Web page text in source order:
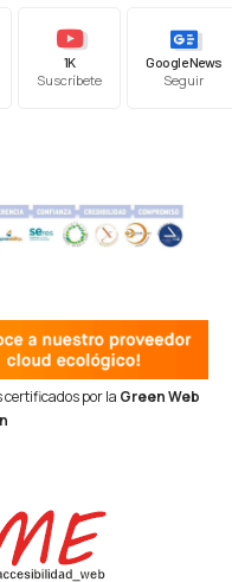
1K
Suscríbete
Google News
Seguir
por la Green Web